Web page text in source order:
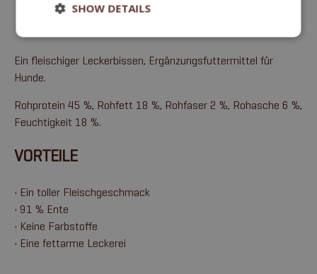
Ein fleischiger Leckerbissen, Ergänzungsfuttermittel für
Hunde.
Rohprotein 45 %, Rohfett 18 %, Rohfaser 2 %, Rohasche 6 %,
Feuchtigkeit 18 %.
VORTEILE
• Ein toller Fleischgeschmack
• 91 % Ente
• Keine Farbstoffe
• Eine fettarme Leckerei
SHOW DETAILS